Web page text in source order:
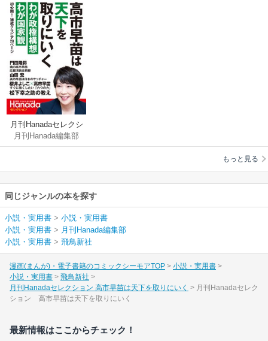
月刊Hanadaセレクシ
ョン 高市早苗は天下
を取りにいく
月刊Hanada編集部
もっと見る
同じジャンルの本を探す
小説・実用書 > 小説・実用書
小説・実用書 > 月刊Hanada編集部
小説・実用書 > 飛鳥新社
漫画(まんが)・電子書籍のコミックシーモアTOP
小説・実用書
小説・実用書
飛鳥新社
月刊Hanadaセレクション 高市早苗は天下を取りにいく
月刊Hanadaセレク
ション 高市早苗は天下を取りにいく
最新情報はここからチェック！